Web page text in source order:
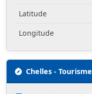
Latitude
Longitude
Chelles - Tourisme